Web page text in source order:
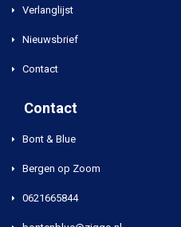
Verlanglijst
Nieuwsbrief
Contact
Contact
Bont & Blue
Bergen op Zoom
0621665844